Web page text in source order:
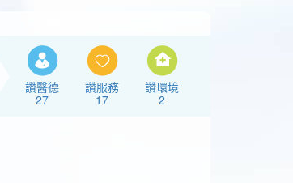
讚醫德
27
讚服務
17
讚環境
2